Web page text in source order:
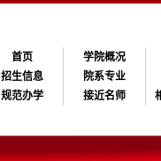
首页 学院概况
招生信息
院系专业
规范办学
接近名师